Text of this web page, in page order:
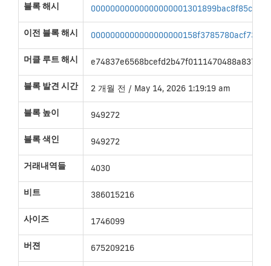
블록 해시
이전 블록 해시
머클 루트 해시
블록 발견 시간 2 개월 전 / May 14, 2026 1:19:19 am
블록 높이 949272
블록 색인 949272
거래내역들 4030
비트 386015216
사이즈 1746099
버젼 675209216